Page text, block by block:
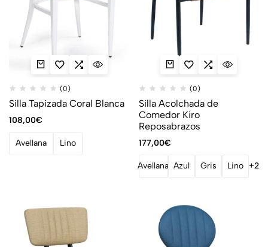
(0)
Silla Tapizada Coral Blanca
108,00€
Avellana Lino
(0)
Silla Acolchada de
Comedor Kiro
Reposabrazos
177,00€
Avellana Azul Gris Lino +2